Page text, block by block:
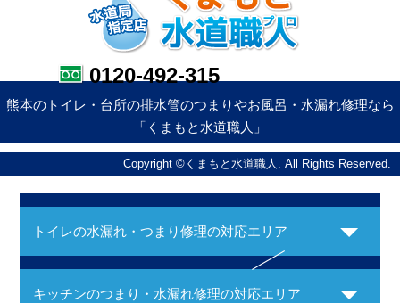
0120-492-315
熊本のトイレ・台所の排水管のつまりやお風呂・水漏れ修理なら
「くまもと水道職人」
Copyright ©くまもと水道職人. All Rights Reserved.
トイレの水漏れ・つまり修理の対応エリア
キッチンのつまり・水漏れ修理の対応エリア